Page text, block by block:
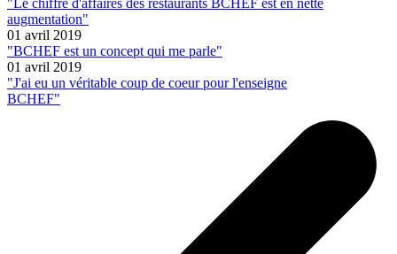
augmentation"
01 avril 2019
"BCHEF est un concept qui me parle"
01 avril 2019
"J'ai eu un véritable coup de coeur pour l'enseigne
BCHEF"